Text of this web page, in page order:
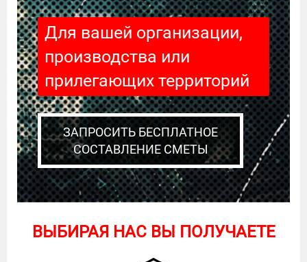
Для вашей организации,
производства или
прилегающих территорий
ЗАПРОСИТЬ БЕСПЛАТНОЕ
СОСТАВЛЕНИЕ СМЕТЫ
ВЫБИРАЯ НАС ВЫ ПОЛУЧАЕТЕ